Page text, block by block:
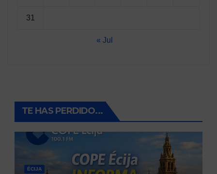
31
« Jul
TE HAS PERDIDO...
ÉCIJA